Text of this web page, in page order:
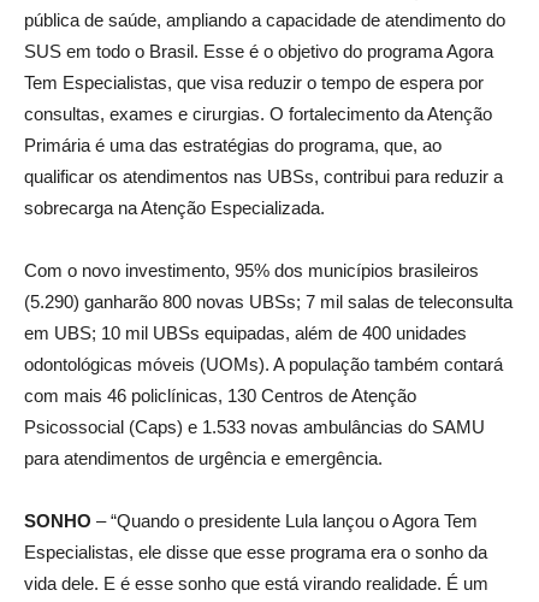
pública de saúde, ampliando a capacidade de atendimento do
SUS em todo o Brasil. Esse é o objetivo do programa Agora
Tem Especialistas, que visa reduzir o tempo de espera por
consultas, exames e cirurgias. O fortalecimento da Atenção
Primária é uma das estratégias do programa, que, ao
qualificar os atendimentos nas UBSs, contribui para reduzir a
sobrecarga na Atenção Especializada.
Com o novo investimento, 95% dos municípios brasileiros
(5.290) ganharão 800 novas UBSs; 7 mil salas de teleconsulta
em UBS; 10 mil UBSs equipadas, além de 400 unidades
odontológicas móveis (UOMs). A população também contará
com mais 46 policlínicas, 130 Centros de Atenção
Psicossocial (Caps) e 1.533 novas ambulâncias do SAMU
para atendimentos de urgência e emergência.
SONHO – “Quando o presidente Lula lançou o Agora Tem
Especialistas, ele disse que esse programa era o sonho da
vida dele. E é esse sonho que está virando realidade. É um